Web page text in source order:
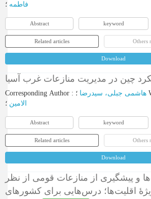
فاطمه ؛
Abstract keyword
Related articles Others
Download
Corresponding Author : هاشمی جبلی، سیدرضا
‌الامین ؛
Abstract keyword
Related articles Others
Download
و پیشگیری از منازعات قومی از نظر
اقلیت‌ها؛ ‏درس‌هایی برای کشورهای